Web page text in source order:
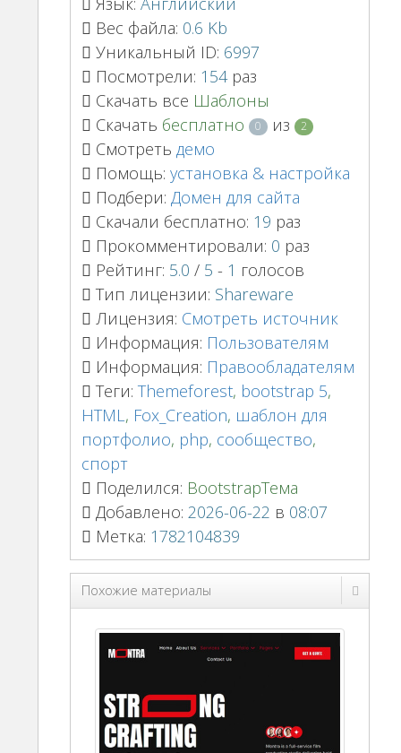
Вес файла: 0.6 Kb
Уникальный ID: 6997
Посмотрели: 154раз
Скачать все Шаблоны
Скачать бесплатно 0 из 2
Смотреть демо
Помощь: установка & настройка
Подбери: Домен для сайта
Скачали бесплатно: 19 раз
Прокомментировали: 0 раз
Рейтинг: 5.0 / 5 - 1 голосов
Тип лицензии: Shareware
Лицензия: Смотреть источник
Информация: Пользователям
Информация: Правообладателям
Теги:Themeforest, bootstrap 5,
HTML, Fox_Creation, шаблон для
портфолио, php, сообщество,
спорт
Поделился: BootstrapТема
Добавлено: 2026-06-22 в 08:07
Метка: 1782104839
Похожие материалы